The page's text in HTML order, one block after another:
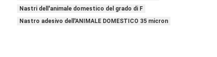
Nastro adesivo del di alluminio
Nastri dell'animale domestico del grado di F
Nastro adesivo dell'ANIMALE DOMESTICO 35 micron